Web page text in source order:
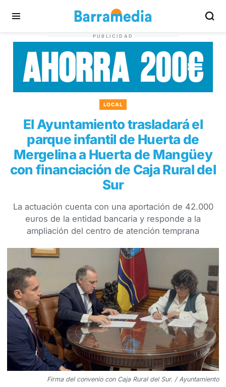
PUBLICIDAD
LOCAL
El Ayuntamiento trasladará el
parque infantil de Huerta de
Mergelina a Huerta de Mangüey
con financiación de Caja Rural del
Sur
La actuación cuenta con una aportación de 42.000
euros de la entidad bancaria y responde a la
ampliación del centro de atención temprana
Firma del convenio con Caja Rural del Sur. / Ayuntamiento